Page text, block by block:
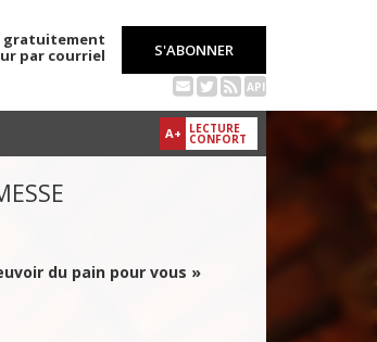
gratuitement
par courriel
S'ABONNER
API
A+ LECTURE
CONFORT
du pain pour vous »